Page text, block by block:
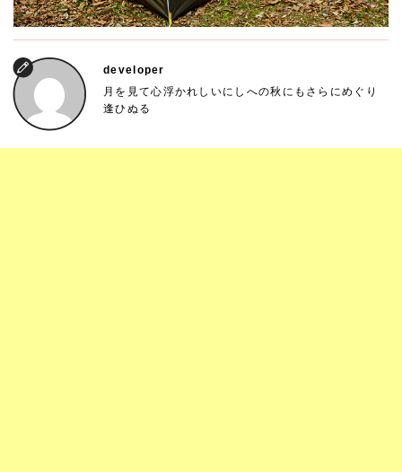
developer
月を見て心浮かれしいにしへの秋にもさらにめぐり
逢ひぬる